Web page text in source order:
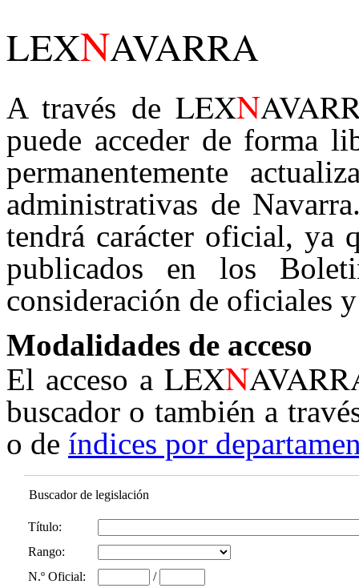
LEXNAVARRA
A través de LEXN
puede acceder de forma
permanentemente
administrativas de
tendrá carácter oficial, ya
publicados en los
consideración de oficiales
Modalidades de acceso
El acceso aLEXN
buscador o también a
o de índices por
Buscador de legislación
Título:
Rango:
N.º Oficial:
/